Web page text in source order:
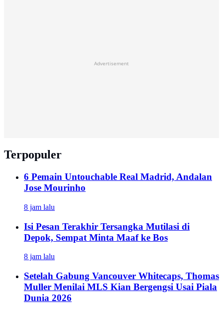
Advertisement
Terpopuler
6 Pemain Untouchable Real Madrid, Andalan
Jose Mourinho
8 jam lalu
Isi Pesan Terakhir Tersangka Mutilasi di
Depok, Sempat Minta Maaf ke Bos
8 jam lalu
Setelah Gabung Vancouver Whitecaps, Thomas
Muller Menilai MLS Kian Bergengsi Usai Piala
Dunia 2026